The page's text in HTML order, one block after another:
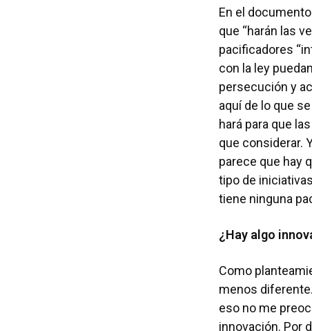
En el
que “harán las
pacificadores
con la ley
persecución y
aquí de lo que
hará para que
que considerar.
parece que hay
tipo de
tiene ninguna
¿Hay algo
Como
menos
eso no me
innovación. Por